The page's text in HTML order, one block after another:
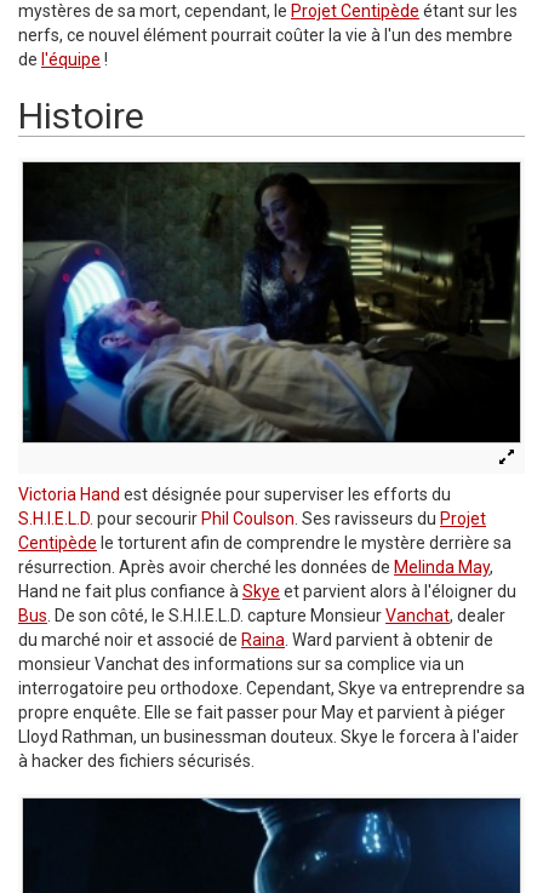
mystères de sa mort, cependant, le Projet Centipède étant sur les
nerfs, ce nouvel élément pourrait coûter la vie à l'un des membre
de l'équipe !
Histoire
Victoria Hand est désignée pour superviser les efforts du
S.H.I.E.L.D. pour secourir Phil Coulson. Ses ravisseurs du Projet
Centipède le torturent afin de comprendre le mystère derrière sa
résurrection. Après avoir cherché les données de Melinda May,
Hand ne fait plus confiance àSkye et parvient alors à l'éloigner du
Bus. De son côté, le S.H.I.E.L.D. capture MonsieurVanchat, dealer
du marché noir et associé de Raina. Ward parvient à obtenir de
monsieur Vanchat des informations sur sa complice via un
interrogatoire peu orthodoxe. Cependant, Skye va entreprendre sa
propre enquête. Elle se fait passer pour May et parvient à piéger
Lloyd Rathman, un businessman douteux. Skye le forcera à l'aider
à hacker des fichiers sécurisés.